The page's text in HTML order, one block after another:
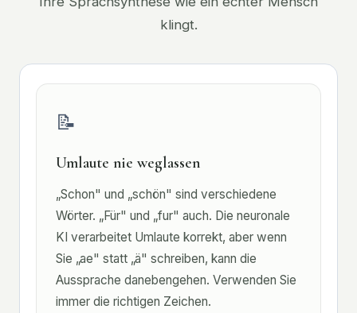
klingt.
📝
Umlaute nie weglassen
„Schon" und „schön" sind verschiedene
Wörter. „Für" und „fur" auch. Die neuronale
KI verarbeitet Umlaute korrekt, aber wenn
Sie „ae" statt „ä" schreiben, kann die
Aussprache danebengehen. Verwenden Sie
immer die richtigen Zeichen.